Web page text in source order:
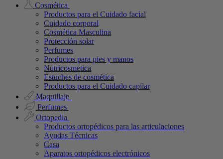
Cosmética
Productos para el Cuidado facial
Cuidado corporal
Cosmética Masculina
Protección solar
Perfumes
Productos para pies y manos
Nutricosmetica
Estuches de cosmética
Productos para el Cuidado capilar
Maquillaje
Perfumes
Ortopedia
Productos ortopédicos para las articulaciones
Ayudas Técnicas
Casa
Aparatos ortopédicos electrónicos